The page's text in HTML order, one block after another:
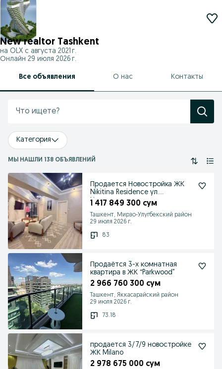
New realtor Tashkent
на OLX с августа 2021 г.
Онлайн 29 июля 2026 г.
Все объявления О нас Контакты
Категория
МЫ НАШЛИ 138 ОБЪЯВЛЕНИЙ
Продается Новостройка ЖК
Nikitina Residence ул.
Циолковского
1 417 849 300 сум
Ташкент, Мирзо-Улугбекский район
29 июля 2026 г.
83
Продаётся 3-х комнатная
квартира в ЖК “Parkwood”
2 966 760 300 сум
Ташкент, Яккасарайский район
29 июля 2026 г.
73.18
продается 3/7/9 новостройке
ЖК Milano
2 978 675 000 сум